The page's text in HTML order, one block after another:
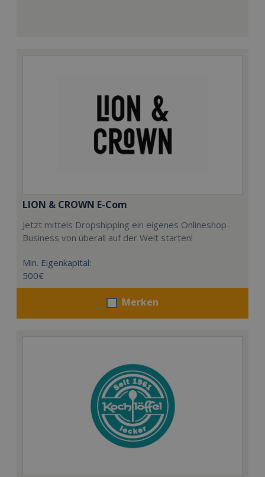
LION & CROWN E-Com
Jetzt mittels Dropshipping ein eigenes Onlineshop-
Business von überall auf der Welt starten!
Min. Eigenkapital:
500€
Merken